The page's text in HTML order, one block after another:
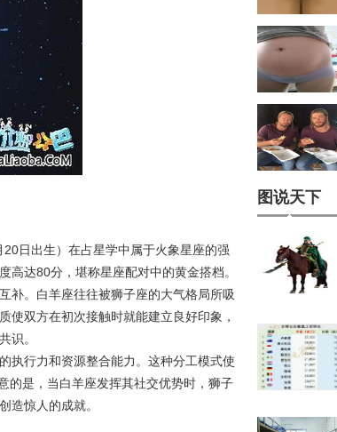
日出生）在占星学中属于火象星座的强
达80分，堪称星座配对中的黄金搭档。
补。白羊座往往被狮子座的大气格局所吸
使双方在初次接触时就能建立良好印象，
识。
执行力和资源整合能力。这种分工模式使
的是，当白羊座发挥其社交优势时，狮子
造惊人的成就。
图说天下